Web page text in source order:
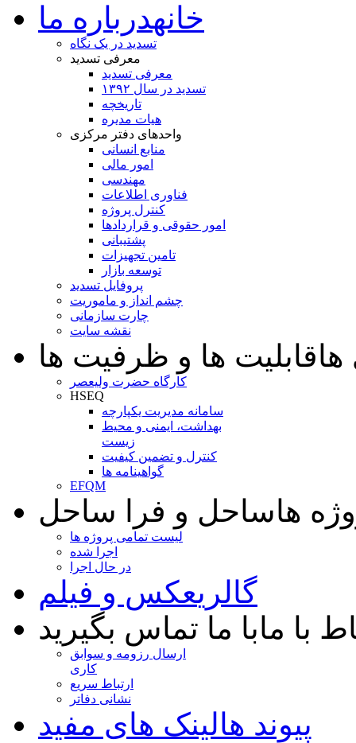
خانهدرباره ما
تسدید در یک نگاه
معرفی تسدید
معرفی تسدید
تسدید در سال ۱۳۹۲
تاریخچه
هیات مدیره
واحدهای دفتر مرکزی
منابع انسانی
امور مالی
مهندسی
فناوری اطلاعات
کنترل پروژه
امور حقوقی و قراردادها
پشتیبانی
تامین تجهیزات
توسعه بازار
پروفایل تسدید
چشم انداز و ماموریت
چارت سازمانی
نقشه سایت
هاقابلیت ها و ظرفیت ها
کارگاه حضرت ولیعصر
HSEQ
سامانه مدیریت یکپارچه
بهداشت، ایمنی و محیط
زیست
کنترل و تضمین کیفیت
گواهینامه ها
EFQM
هاساحل و فرا ساحل
لیست تمامی پروژه ها
اجرا شده
در حال اجرا
گالریعکس و فیلم
با مابا ما تماس بگیرید
ارسال رزومه و سوابق
کاری
ارتباط سریع
نشانی دفاتر
پیوند هالینک های مفید